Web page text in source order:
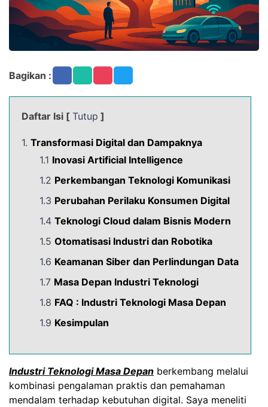
Bagikan :
Daftar Isi [ Tutup ]
1. Transformasi Digital dan Dampaknya
1.1 Inovasi Artificial Intelligence
1.2 Perkembangan Teknologi Komunikasi
1.3 Perubahan Perilaku Konsumen Digital
1.4 Teknologi Cloud dalam Bisnis Modern
1.5 Otomatisasi Industri dan Robotika
1.6 Keamanan Siber dan Perlindungan Data
1.7 Masa Depan Industri Teknologi
1.8 FAQ : Industri Teknologi Masa Depan
1.9 Kesimpulan
Industri Teknologi Masa Depan berkembang melalui
kombinasi pengalaman praktis dan pemahaman
mendalam terhadap kebutuhan digital. Saya meneliti